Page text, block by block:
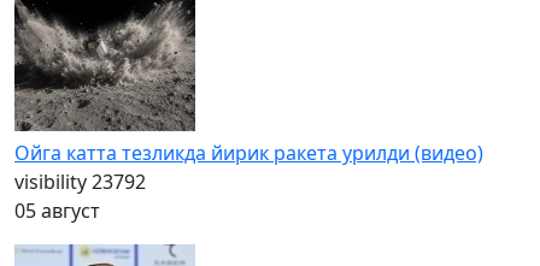
Ойга катта тезликда йирик ракета урилди (видео)
visibility23792
05 август